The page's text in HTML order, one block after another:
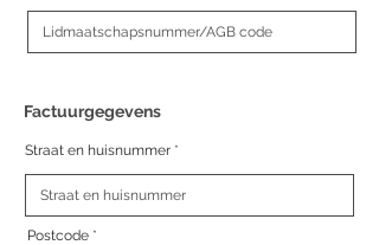
Factuurgegevens
Straat en huisnummer
Postcode